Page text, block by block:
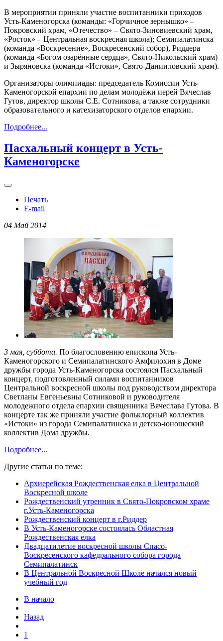
В мероприятии приняли участие воспитанники приходов
Усть-Каменогорска (команды: «Горчичное зернышко» –
Покровский храм, «Отечество» – Свято-Зиновиевский храм,
«Росток» – Центральная воскресная школа); Семипалатинска
(команда «Воскресение», Воскресенский собор), Риддера
(команда «Богом озарённые сердца», Свято-Никольский храм)
и Зыряновска (команда «Истоки», Свято-Данииловский храм).
Организаторы олимпиады: председатель Комиссии Усть-
Каменогорской епархии по делам молодёжи иерей Вячеслав
Гутов, директор школы С.Е. Сотникова, а также сотрудники
образовательного и катехизаторского отделов епархии.
Подробнее...
Пасхальный концерт в Усть-
Каменогорске
Печать
E-mail
04 Май 2014
3 мая, суббота. По благословению епископа Усть-
Каменогорского и Семипалатинского Амфилохия в Доме
дружбы города Усть-Каменогорска состоялся Пасхальный
концерт, подготовленный силами воспитанников
Центральной воскресной школы под руководством директора
Светланы Евгеньевны Сотниковой и руководителя
молодежного отдела епархии священника Вячеслава Гутова. В
концерте так же приняли участие фольклорный коллектив
«Истоки» из города Семипалатинска и детско-юношеский
коллектив Дома дружбы.
Подробнее...
Другие статьи по теме:
Архиерейская Рождественская елка в Центральной
Воскресной школе
Рождественский утренник в Свято-Покровском храме
г.Усть-Каменогорска
Рождественский концерт в г.Риддер
В Усть-Каменогорске состоялась Областная
Рождественская елка
Двадцатилетие воскресной школы Спасо-
Воскресенского кафедрального собора города
Семипалатинск
В Центральной Воскресной Школе начался новый
учебный год
В начало
Назад
1